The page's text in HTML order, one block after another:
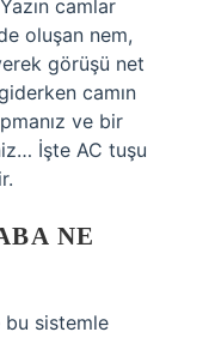
camlar
oluşan nem,
görüşü net
camın
ve bir
İşte AC tuşu
NE
sistemle